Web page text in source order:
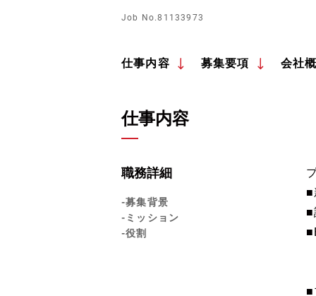
Job No.81133973
仕事内容 募集要項 会社
仕事内容
職務詳細
-募集背景
-ミッション
-役割
■
■
■